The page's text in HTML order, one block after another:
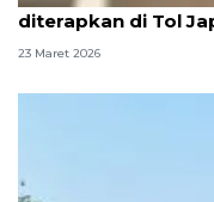
diterapkan di Tol
23 Maret 2026